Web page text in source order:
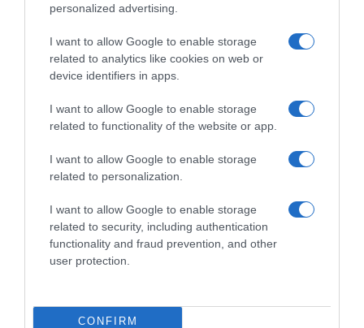
personalized advertising.
I want to allow Google to enable storage
related to analytics like cookies on web or
device identifiers in apps.
I want to allow Google to enable storage
related to functionality of the website or app.
I want to allow Google to enable storage
related to personalization.
I want to allow Google to enable storage
related to security, including authentication
functionality and fraud prevention, and other
user protection.
CONFIRM
ΕΛΛΑΔΑ
Θωρακίζεται η περιοχή απέναντι σε